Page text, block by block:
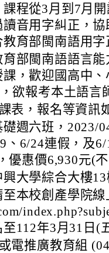
程從3月到7月
音用字糾正，
育部閩南語用
部閩南語語言
，歡迎國高中
欲報考本土語言
表，報名等資訊
礎週六班，2023/
、6/24連假，及
優惠價6,930元(
大學綜合大樓
本校創產學院
至112年3月31日(
電推廣教育組